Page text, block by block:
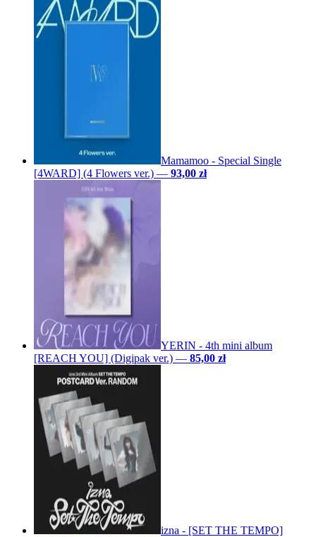
Mamamoo - Special Single
[4WARD] (4 Flowers ver.) — 93,00 zł
YERIN - 4th mini album
[REACH YOU] (Digipak ver.) — 85,00 zł
izna - [SET THE TEMPO]